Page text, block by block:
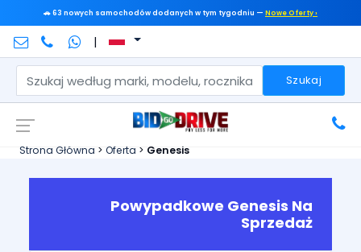
🚗 63 nowych samochodów dodanych w tym tygodniu — Nowe Oferty ›
|
Szukaj
Strona Główna > Oferta > Genesis
Powypadkowe Genesis Na
Sprzedaż